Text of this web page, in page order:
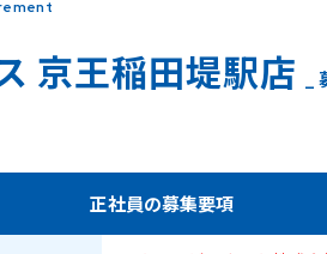
京王稲田堤駅店 _
正社員の募集要項